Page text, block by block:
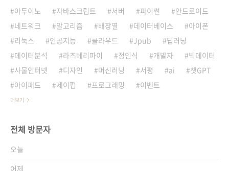
아두이노 자바스크립트 서버 파이썬
안드로이드
네트워크
알고리즘 배장열 데이터베이스
아이폰
리눅스
인공지능 클라우드 Jpub
딥러닝
데이터분석
라즈베리파이 정인식 개발자
빅데이터
사물인터넷
디자인 머신러닝 서평 ai
챗GPT
아이패드
제이펍 프로그래밍 이벤트
더보기
전체 방문자
오늘
어제